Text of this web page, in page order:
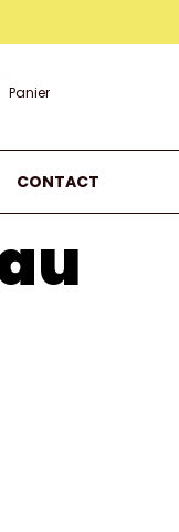
Panier
CONTACT